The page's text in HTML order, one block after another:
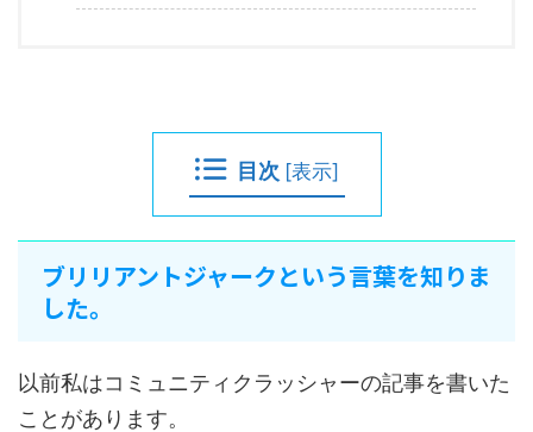
目次 [表示]
ブリリアントジャークという言葉を知りま
した。
以前私はコミュニティクラッシャーの記事を書いた
ことがあります。